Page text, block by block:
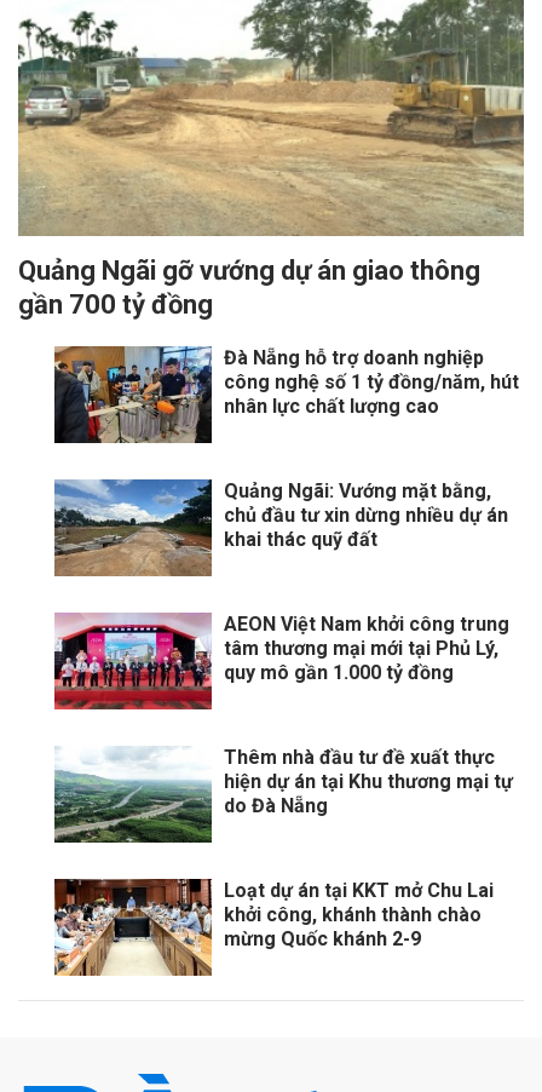
Quảng Ngãi gỡ vướng dự án giao thông
gần 700 tỷ đồng
Đà Nẵng hỗ trợ doanh nghiệp
công nghệ số 1 tỷ đồng/năm, hút
nhân lực chất lượng cao
Quảng Ngãi: Vướng mặt bằng,
chủ đầu tư xin dừng nhiều dự án
khai thác quỹ đất
AEON Việt Nam khởi công trung
tâm thương mại mới tại Phủ Lý,
quy mô gần 1.000 tỷ đồng
Thêm nhà đầu tư đề xuất thực
hiện dự án tại Khu thương mại tự
do Đà Nẵng
Loạt dự án tại KKT mở Chu Lai
khởi công, khánh thành chào
mừng Quốc khánh 2-9